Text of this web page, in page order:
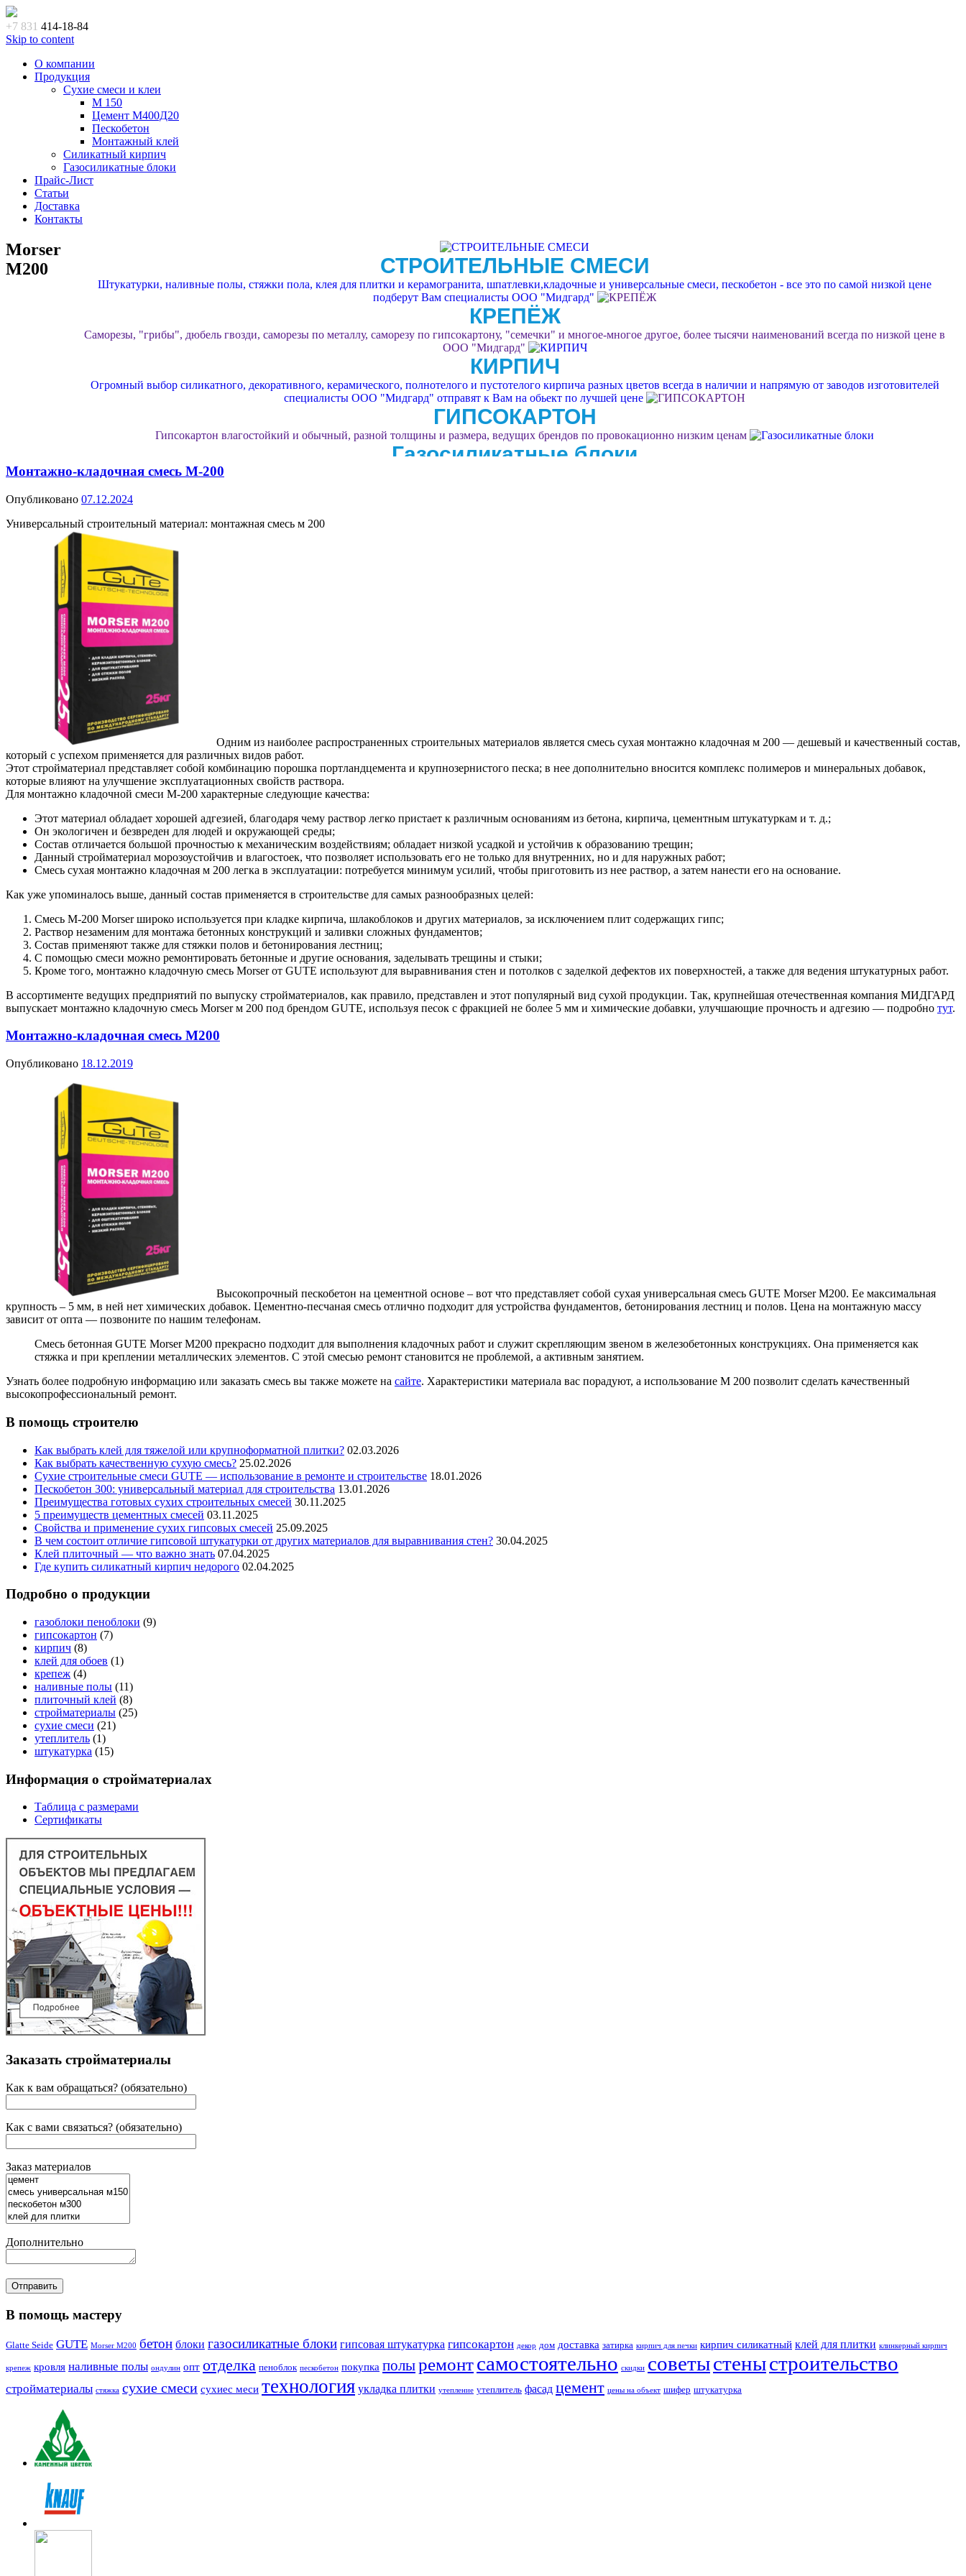
+7 831 414-18-84
Skip to content
О компании
Продукция
Сухие смеси и клеи
M 150
Цемент М400Д20
Пескобетон
Монтажный клей
Силикатный кирпич
Газосиликатные блоки
Прайс-Лист
Статьи
Доставка
Контакты
СТРОИТЕЛЬНЫЕ СМЕСИ
Штукатурки, наливные полы, стяжки пола, клея для плитки и керамогранита, шпатлевки,кладочные и универсальные смеси, пескобетон - все это по самой низкой цене
подберут Вам специалисты ООО "Мидгард"
КРЕПЁЖ
Саморезы, "грибы", дюбель гвозди, саморезы по металлу, саморезу по гипсокартону, "семечки" и многое-многое другое, более тысячи наименований всегда по низкой цене в
ООО "Мидгард"
КИРПИЧ
Огромный выбор силикатного, декоративного, керамического, полнотелого и пустотелого кирпича разных цветов всегда в наличии и напрямую от заводов изготовителей
специалисты ООО "Мидгард" отправят к Вам на обьект по лучшей цене
ГИПСОКАРТОН
Гипсокартон влагостойкий и обычный, разной толщины и размера, ведущих брендов по провокационно низким ценам
Газосиликатные блоки
Газосиликатный блок от лидирующих заводов изготовителей по уникально низкой цене с доставкой на участок или объект, возможна разгрузка, фурные поставки еще
Утеплитель базальтовый и минвата, пенопласт в любых объёмах и под любые цели. Поможет с выбором Ваш личный менеджер в стройдисконте "Мидгард"
Подошли к этапу отделки фасадов? Специалист стройдисконта "Мидгард" подберу комплекс материалов, для долговечной, качественной и недорогой отделки фасада
Morser
M200
Монтажно-кладочная смесь М-200
Опубликовано 07.12.2024
Универсальный строительный материал: монтажная смесь м 200
Одним из наиболее распространенных строительных материалов является смесь сухая монтажно кладочная м 200 — дешевый и качественный состав,
который с успехом применяется для различных видов работ.
Этот стройматериал представляет собой комбинацию порошка портландцемента и крупнозернистого песка; в нее дополнительно вносится комплекс полимеров и минеральных добавок,
которые влияют на улучшение эксплуатационных свойств раствора.
Для монтажно кладочной смеси М-200 характерные следующие качества:
Этот материал обладает хорошей адгезией, благодаря чему раствор легко пристает к различным основаниям из бетона, кирпича, цементным штукатуркам и т. д.;
Он экологичен и безвреден для людей и окружающей среды;
Состав отличается большой прочностью к механическим воздействиям; обладает низкой усадкой и устойчив к образованию трещин;
Данный стройматериал морозоустойчив и влагостоек, что позволяет использовать его не только для внутренних, но и для наружных работ;
Смесь сухая монтажно кладочная м 200 легка в эксплуатации: потребуется минимум усилий, чтобы приготовить из нее раствор, а затем нанести его на основание.
Как уже упоминалось выше, данный состав применяется в строительстве для самых разнообразных целей:
Смесь М-200 Morser широко используется при кладке кирпича, шлакоблоков и других материалов, за исключением плит содержащих гипс;
Раствор незаменим для монтажа бетонных конструкций и заливки сложных фундаментов;
Состав применяют также для стяжки полов и бетонирования лестниц;
С помощью смеси можно ремонтировать бетонные и другие основания, заделывать трещины и стыки;
Кроме того, монтажно кладочную смесь Morser от GUTE используют для выравнивания стен и потолков с заделкой дефектов их поверхностей, а также для ведения штукатурных работ.
В ассортименте ведущих предприятий по выпуску стройматериалов, как правило, представлен и этот популярный вид сухой продукции. Так, крупнейшая отечественная компания МИДГАРД
выпускает монтажно кладочную смесь Morser м 200 под брендом GUTE, используя песок с фракцией не более 5 мм и химические добавки, улучшающие прочность и адгезию — подробно тут.
Монтажно-кладочная смесь M200
Опубликовано 18.12.2019
Высокопрочный пескобетон на цементной основе – вот что представляет собой сухая универсальная смесь GUTE Morser М200. Ее максимальная
крупность – 5 мм, в ней нет химических добавок. Цементно-песчаная смесь отлично подходит для устройства фундаментов, бетонирования лестниц и полов. Цена на монтажную массу
зависит от опта — позвоните по нашим телефонам.
Смесь бетонная GUTE Morser М200 прекрасно подходит для выполнения кладочных работ и служит скрепляющим звеном в железобетонных конструкциях. Она применяется как
стяжка и при креплении металлических элементов. С этой смесью ремонт становится не проблемой, а активным занятием.
Узнать более подробную информацию или заказать смесь вы также можете на сайте. Характеристики материала вас порадуют, а использование М 200 позволит сделать качественный
высокопрофессиональный ремонт.
В помощь строителю
Как выбрать клей для тяжелой или крупноформатной плитки? 02.03.2026
Как выбрать качественную сухую смесь? 25.02.2026
Сухие строительные смеси GUTE — использование в ремонте и строительстве 18.01.2026
Пескобетон 300: универсальный материал для строительства 13.01.2026
Преимущества готовых сухих строительных смесей 30.11.2025
5 преимуществ цементных смесей 03.11.2025
Свойства и применение сухих гипсовых смесей 25.09.2025
В чем состоит отличие гипсовой штукатурки от других материалов для выравнивания стен? 30.04.2025
Клей плиточный — что важно знать 07.04.2025
Где купить силикатный кирпич недорого 02.04.2025
Подробно о продукции
газоблоки пеноблоки (9)
гипсокартон (7)
кирпич (8)
клей для обоев (1)
крепеж (4)
наливные полы (11)
плиточный клей (8)
стройматериалы (25)
сухие смеси (21)
утеплитель (1)
штукатурка (15)
Информация о стройматериалах
Таблица с размерами
Сертификаты
Заказать стройматериалы
Как к вам обращаться? (обязательно)
Как с вами связаться? (обязательно)
Заказ материалов
Дополнительно
В помощь мастеру
Glatte Seide GUTE Morser M200 бетон блоки газосиликатные блоки гипсовая штукатурка гипсокартон декор дом доставка затирка кирпич для печки кирпич силикатный клей для плитки клинкерный кирпич
крепеж кровля наливные полы ондулин опт отделка пеноблок пескобетон покупка полыремонтсамостоятельно скидки советыстеныстроительство
стройматериалы стяжка сухие смеси сухиес меси технология укладка плитки утепление утеплитель фасад цемент цены на объект шифер штукатурка